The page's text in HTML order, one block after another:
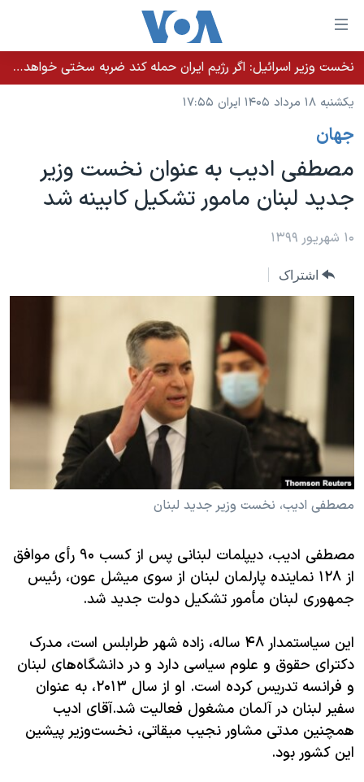
لینکهای
قابل
دسترسی
جهش
محتوای
اصلی
به
صفحه
جهش
به
خانه
نسخه سبک وب‌سایت
موضوع ها
ایران
آمریکا
جهان
فرهنگ و زندگی
حقوق شهروندی
اقتصادی
علم و فناوری
اسرائیل در جنگ
آرشیو پخش زنده
برنامه های تلویزیونی
جدول برنامه ها
صفحه‌های ویژه
بایگانی برنامه‌های تلویزیونی
انتخابات ریاست جمهوری آمریکا ۲۰۲۴
حمله جمهوری اسلامی به اسرائیل
رمز مهسا
ورزش زنان در ایران
مجموعه مستندهای دادخواهی
تریبونال مردمی آبان ۹۸
چهل سال گروگان‌گیری
قانون شفافیت دارائی کادر رهبری ایران
اعتراضات مردمی آبان ۹۸
اسرائیل در جنگ
نرگس محمدی برنده جایزه نوبل صلح
فرکانس‌های صدای آمریکا
پخش رادیویی
یادگیری زبان انگلیسی
زبانهای مختلف
نخست وزیر اسرائيل: اگر رژیم ایران حمله کند ضربه سختی خواهد خورد
یکشنبه ۱۸ مرداد ۱۴۰۵ ایران ۱۷:۵۵
جهان
مصطفی ادیب به عنوان نخست وزیر
جدید لبنان مامور تشکیل کابینه شد
۱۰ شهریور ۱۳۹۹
اشتراک
مصطفی ادیب، نخست وزیر جدید لبنان
مصطفی ادیب، دیپلمات لبنانی پس از کسب ۹۰ رأی موافق
از ۱۲۸ نماینده پارلمان لبنان از سوی میشل عون، رئیس
جمهوری لبنان مأمور تشکیل دولت جدید شد.
این سیاستمدار ۴۸ ساله، زاده شهر طرابلس است، مدرک
دکترای حقوق و علوم سیاسی دارد و در دانشگاه‌های لبنان
و فرانسه تدریس کرده است. او از سال ۲۰۱۳، به عنوان
سفیر لبنان در آلمان مشغول فعالیت شد.آقای ادیب
همچنین مدتی مشاور نجیب میقاتی، نخست‌وزیر پیشین
این کشور بود.